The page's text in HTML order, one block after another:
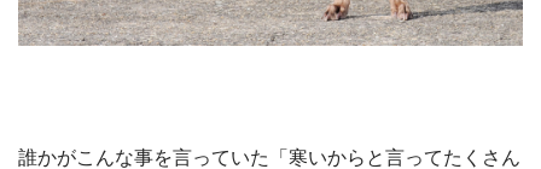
誰かがこんな事を言っていた「寒いからと言ってたくさん